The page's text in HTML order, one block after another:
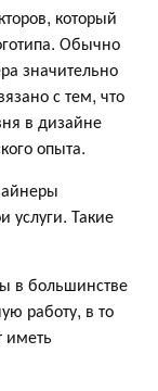
который
Обычно
значительно
с тем, что
в дизайне
опыта.
Такие
в большинстве
работу, в то
иметь